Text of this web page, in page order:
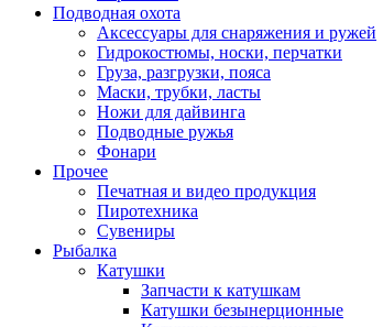
Подводная охота
Аксессуары для снаряжения и ружей
Гидрокостюмы, носки, перчатки
Груза, разгрузки, пояса
Маски, трубки, ласты
Ножи для дайвинга
Подводные ружья
Фонари
Прочее
Печатная и видео продукция
Пиротехника
Сувениры
Рыбалка
Катушки
Запчасти к катушкам
Катушки безынерционные